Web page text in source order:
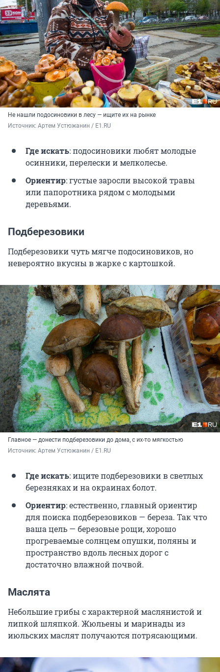
Не нашли подосиновики в лесу — ищите их на рынке
Источник: Артем Устюжанин / E1.RU
Где искать: подосиновики любят молодые
осинники, перелески и мелколесье.
Ориентир: густые заросли высокой травы
или папоротника рядом с молодыми
деревьями.
Подберезовики
Подберезовики чуть мягче подосиновиков, но
невероятно вкусны в жарке с картошкой.
Главное — донести подберезовики до дома, с их-то мягкостью
Источник: Артем Устюжанин / E1.RU
Где искать: ищите подберезовики в светлых
березняках и на окраинах болот.
Ориентир: естественно, главный ориентир
для поиска подберезовиков — береза. Так что
ваша цель — березовые рощи, хорошо
прогреваемые солнцем опушки, поляны и
пространство вдоль лесных дорог с
достаточно влажной почвой.
Маслята
Небольшие грибы с характерной маслянистой и
липкой шляпкой. Жюльены и маринады из
июльских маслят получаются потрясающими.